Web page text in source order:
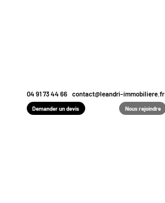
04 91 73 44 66 contact@leandri-immobiliere.fr
Demander un devis Nous rejoindre